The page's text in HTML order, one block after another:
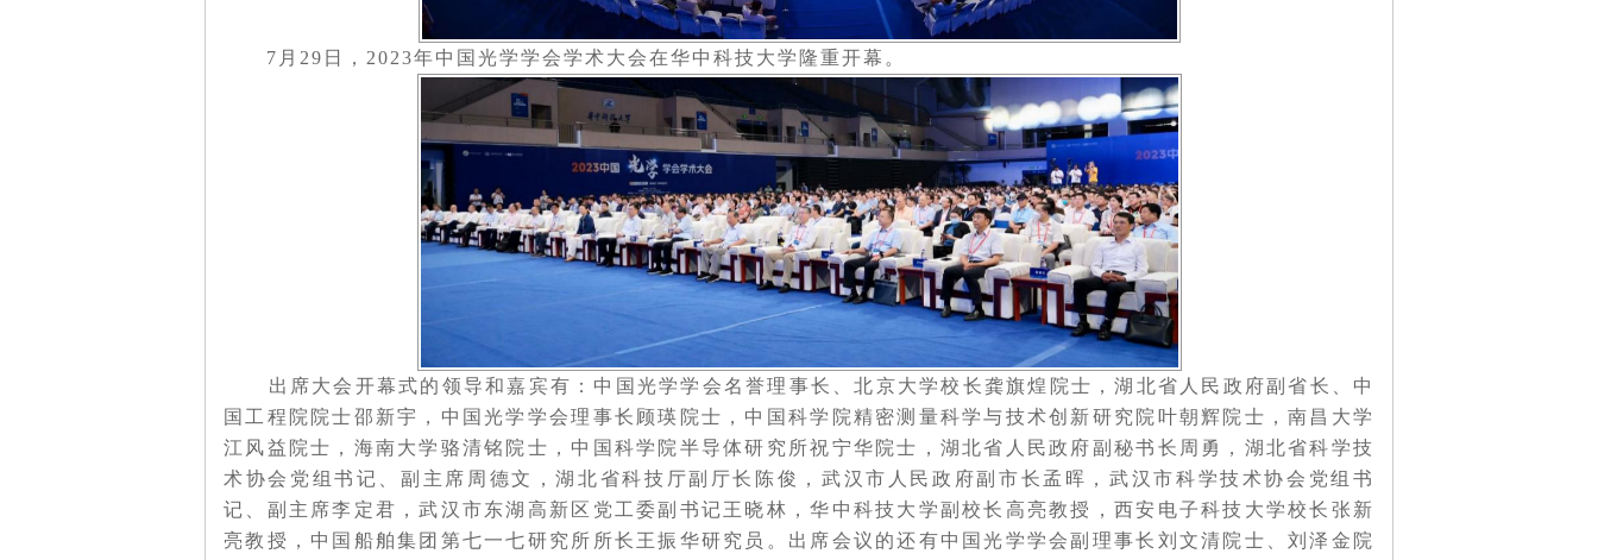
7月29日，2023年中国光学学会学术大会在华中科技大学隆重开幕。
出席大会开幕式的领导和嘉宾有：中国光学学会名誉理事长、北京大学校长龚旗煌院士，湖北省人民政府副省长、中
国工程院院士邵新宇，中国光学学会理事长顾瑛院士，中国科学院精密测量科学与技术创新研究院叶朝辉院士，南昌大学
江风益院士，海南大学骆清铭院士，中国科学院半导体研究所祝宁华院士，湖北省人民政府副秘书长周勇，湖北省科学技
术协会党组书记、副主席周德文，湖北省科技厅副厅长陈俊，武汉市人民政府副市长孟晖，武汉市科学技术协会党组书
记、副主席李定君，武汉市东湖高新区党工委副书记王晓林，华中科技大学副校长高亮教授，西安电子科技大学校长张新
亮教授，中国船舶集团第七一七研究所所长王振华研究员。出席会议的还有中国光学学会副理事长刘文清院士、刘泽金院